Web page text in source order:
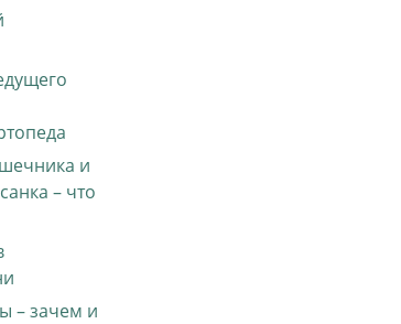
и
– что
– зачем и